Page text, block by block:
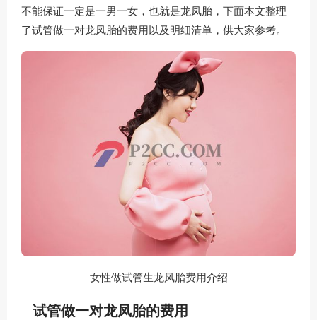
不能保证一定是一男一女，也就是龙凤胎，下面本文整理
了试管做一对龙凤胎的费用以及明细清单，供大家参考。
女性做试管生龙凤胎费用介绍
试管做一对龙凤胎的费用